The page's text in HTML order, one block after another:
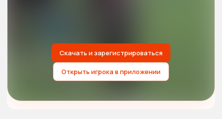
Скачать и зарегистрироваться
Открыть игрока в приложении